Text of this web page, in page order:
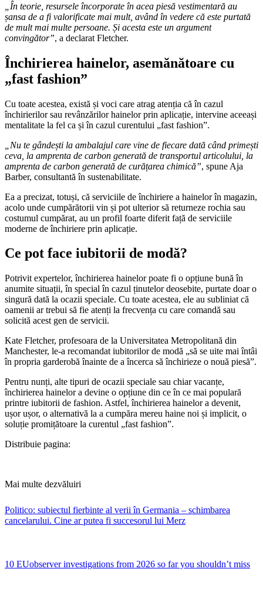
„În teorie, resursele încorporate în acea piesă vestimentară au
șansa de a fi valorificate mai mult, având în vedere că este purtată
de mult mai multe persoane. Și acesta este un argument
convingător”, a declarat Fletcher.
Închirierea hainelor, asemănătoare cu
„fast fashion”
Cu toate acestea, există și voci care atrag atenția că în cazul
închirierilor sau revânzărilor hainelor prin aplicație, intervine aceeași
mentalitate la fel ca și în cazul curentului „fast fashion”.
„Nu te gândești la ambalajul care vine de fiecare dată când primești
ceva, la amprenta de carbon generată de transportul articolului, la
amprenta de carbon generată de curățarea chimică”, spune Aja
Barber, consultantă în sustenabilitate.
Ea a precizat, totuși, că serviciile de închiriere a hainelor în magazin,
acolo unde cumpărătorii vin și pot ulterior să returneze rochia sau
costumul cumpărat, au un profil foarte diferit față de serviciile
moderne de închiriere prin aplicație.
Ce pot face iubitorii de modă?
Potrivit expertelor, închirierea hainelor poate fi o opțiune bună în
anumite situații, în special în cazul ținutelor deosebite, purtate doar o
singură dată la ocazii speciale. Cu toate acestea, ele au subliniat că
oamenii ar trebui să fie atenți la frecvența cu care comandă sau
solicită acest gen de servicii.
Kate Fletcher, profesoara de la Universitatea Metropolitană din
Manchester, le-a recomandat iubitorilor de modă „să se uite mai întâi
în propria garderobă înainte de a încerca să închirieze o nouă piesă”.
​Pentru nunți, alte tipuri de ocazii speciale sau chiar vacanțe,
închirierea hainelor a devine o opțiune din ce în ce mai populară
printre iubitorii de fashion. Astfel, închirierea hainelor a devenit,
ușor ușor, o alternativă la a cumpăra mereu haine noi și implicit, o
soluție promițătoare la curentul „fast fashion”.
Distribuie pagina:
Mai multe dezvăluiri
Politico: subiectul fierbinte al verii în Germania – schimbarea
cancelarului. Cine ar putea fi succesorul lui Merz
10 EUobserver investigations from 2026 so far you shouldn’t miss